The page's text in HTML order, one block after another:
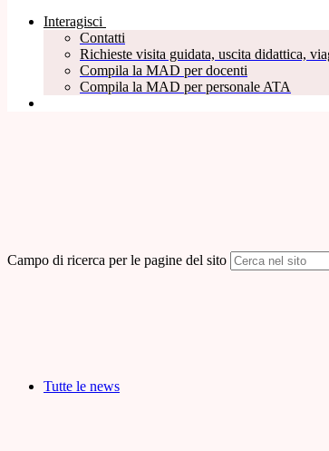
Interagisci
Contatti
Richieste visita guidata, uscita didattica,
Compila la MAD per docenti
Compila la MAD per personale ATA
Campo di ricerca per le pagine del sito
Tutte le news